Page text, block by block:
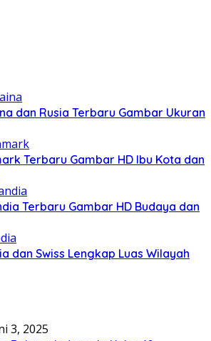
dan Rusia Terbaru Gambar Ukuran
Terbaru Gambar HD Ibu Kota dan
Terbaru Gambar HD Budaya dan
dan Swiss Lengkap Luas Wilayah
3, 2025